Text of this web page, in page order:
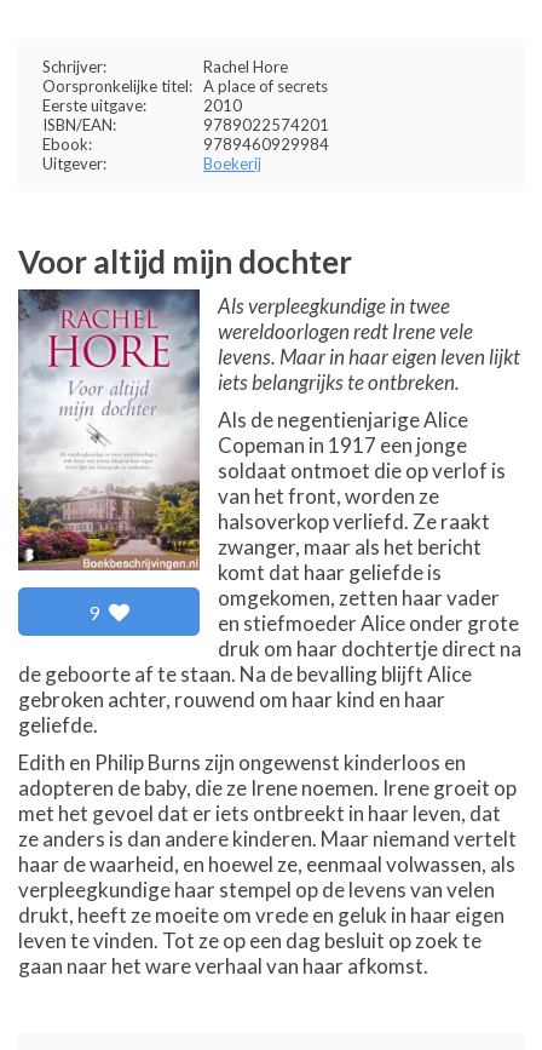
Schrijver:
Rachel Hore
Oorspronkelijke titel: A place of secrets
Eerste uitgave:
2010
ISBN/EAN:
9789022574201
Ebook:
9789460929984
Uitgever:
Boekerij
Voor altijd mijn dochter
9
Als verpleegkundige in twee
wereldoorlogen redt Irene vele
levens. Maar in haar eigen leven lijkt
iets belangrijks te ontbreken.
Als de negentienjarige Alice
Copeman in 1917 een jonge
soldaat ontmoet die op verlof is
van het front, worden ze
halsoverkop verliefd. Ze raakt
zwanger, maar als het bericht
komt dat haar geliefde is
omgekomen, zetten haar vader
en stiefmoeder Alice onder grote
druk om haar dochtertje direct na
de geboorte af te staan. Na de bevalling blijft Alice
gebroken achter, rouwend om haar kind en haar
geliefde.
Edith en Philip Burns zijn ongewenst kinderloos en
adopteren de baby, die ze Irene noemen. Irene groeit op
met het gevoel dat er iets ontbreekt in haar leven, dat
ze anders is dan andere kinderen. Maar niemand vertelt
haar de waarheid, en hoewel ze, eenmaal volwassen, als
verpleegkundige haar stempel op de levens van velen
drukt, heeft ze moeite om vrede en geluk in haar eigen
leven te vinden. Tot ze op een dag besluit op zoek te
gaan naar het ware verhaal van haar afkomst.